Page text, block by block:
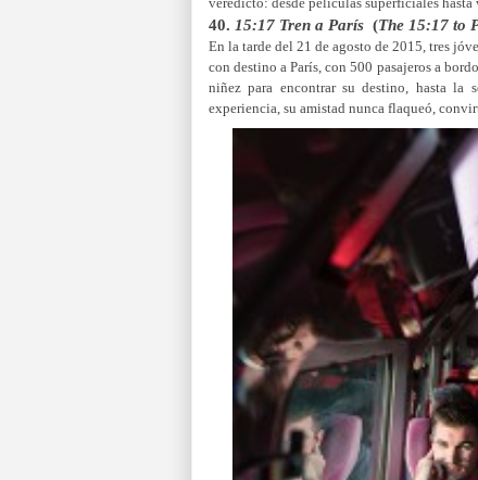
40. 15:17 Tren a París (The 15:17 to
En la tarde del 21 de agosto de 2015, tres
con destino a París, con 500 pasajeros a
niñez para encontrar su destino, hasta la
experiencia, su amistad nunca flaqueó,